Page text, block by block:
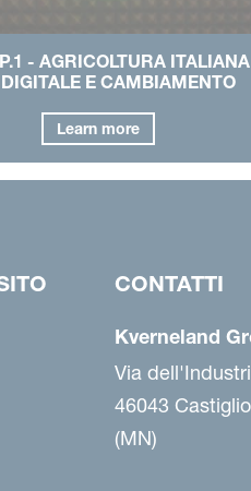
- AGRICOLTURA ITALIANA
E CAMBIAMENTO
Learn more
CONTATTI
Kverneland
Via
46043
(MN)